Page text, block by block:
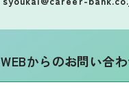
WEBからのお問い合